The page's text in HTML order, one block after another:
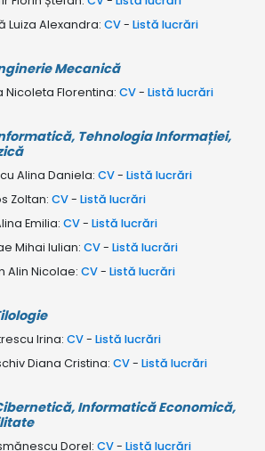
Luiza Alexandra: CV- Listă lucrări
Mecanică
Nicoleta Florentina: CV- Listă lucrări
Tehnologia Informației,
Alina Daniela: CV- Listă lucrări
Zoltan: CV- Listă lucrări
Emilia: CV- Listă lucrări
Mihai Iulian: CV- Listă lucrări
Alin Nicolae: CV- Listă lucrări
Irina: CV- Listă lucrări
Diana Cristina: CV- Listă lucrări
Informatică Economică,
Dorel: CV- Listă lucrări